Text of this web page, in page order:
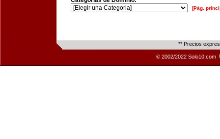
[Pág.
** Precios
© 2002/2022 Solo10.com